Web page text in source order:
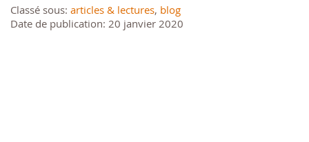
Classé sous: articles & lectures, blog
Date de publication: 20 janvier 2020